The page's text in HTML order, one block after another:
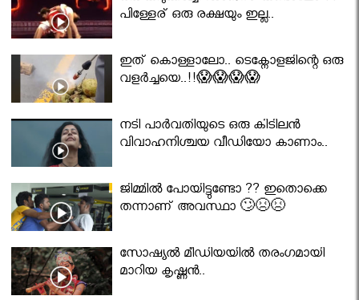
പിള്ളേര് ഒരു രക്ഷയും ഇല്ല..
ഇത് കൊള്ളാലോ.. ടെക്നോളജിന്റെ ഒരു
വളർച്ചയെ..!!😱😱😱😱
നടി പാർവതിയുടെ ഒരു കിടിലൻ
വിവാഹനിശ്ചയ വീഡിയോ കാണാം..
ജിമ്മിൽ പോയിട്ടുണ്ടോ ?? ഇതൊക്കെ
തന്നാണ് അവസ്ഥാ 🙄😣😣
സോഷ്യൽ മീഡിയയിൽ തരംഗമായി
മാറിയ കൃഷ്ണൻ..